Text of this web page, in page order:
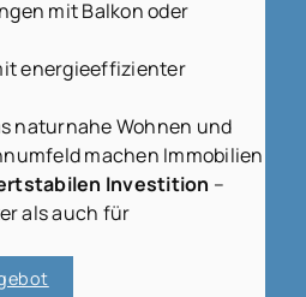
mit Balkon oder
energieeffizienter
naturnahe Wohnen und
machen Immobilien
Investition –
als auch für